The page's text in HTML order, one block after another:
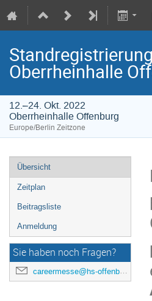
Oberrheinhalle
12.–24. Okt. 2022
Oberrheinhalle Offenburg
Europe/Berlin Zeitzone
Übersicht
Zeitplan
Beitragsliste
Anmeldung
Sie haben noch Fragen?
careermesse@hs-offenburg.de